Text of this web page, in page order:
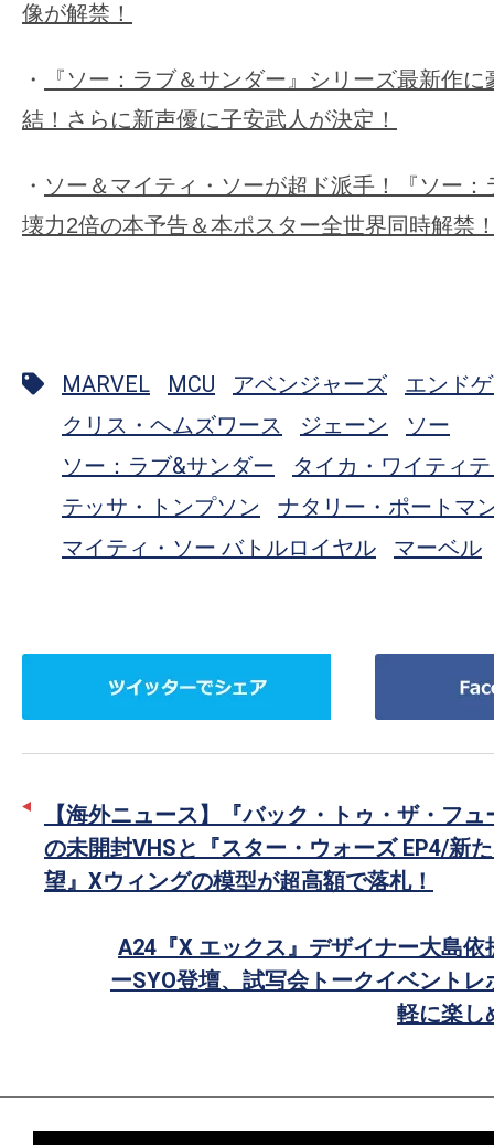
像が解禁！
・
『ソー：ラブ＆サンダー』シリーズ最新作
結！さらに新声優に子安武人が決定！
・ ソー＆マイティ・ソーが超ド派手！『ソー
壊力2倍の本予告＆本ポスター全世界同時解禁
MARVEL MCU アベンジャーズ
エンド
クリス・ヘムズワース
ジェーン
ソー
ソー：ラブ&サンダー
タイカ・ワイティ
テッサ・トンプソン
ナタリー・ポートマ
マイティ・ソー バトルロイヤル
マーベル
ー
【海外ニュース】『バック・トゥ・ザ・フ
の未開封VHSと『スター・ウォーズ EP4/新
望』Xウィングの模型が超高額で落札！
A24『X エックス』デザイナー大島
ーSYO登壇、試写会トークイベント
軽に楽し